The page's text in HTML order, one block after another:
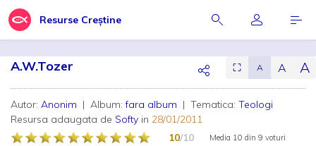
Resurse Creștine
A.W.Tozer ⛶ A A A
Autor: Anonim | Album:fara album | Tematica: Teologi
Resursa adaugata de Softy in 28/01/2011
10/10 Media 10 din 9 voturi